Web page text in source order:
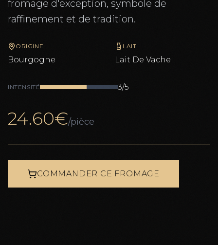
fromage d'exception, symbole de
raffinement et de tradition.
ORIGINE
Bourgogne
LAIT
Lait De Vache
INTENSITÉ 3/5
24.60€/pièce
COMMANDER CE FROMAGE